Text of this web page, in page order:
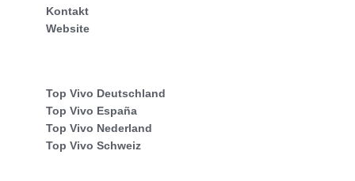
Kontakt
Website
Top Vivo Deutschland
Top Vivo España
Top Vivo Nederland
Top Vivo Schweiz